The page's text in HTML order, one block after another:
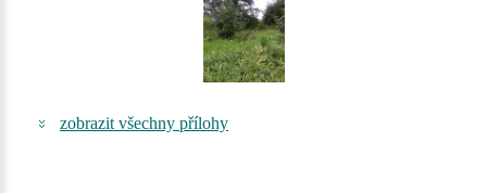
zobrazit všechny přílohy